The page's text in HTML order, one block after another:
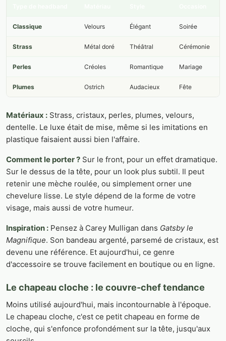
Classique Velours Élégant Soirée
Strass Métal doré Théâtral Cérémonie
Perles Créoles Romantique Mariage
Plumes Ostrich Audacieux Fête
Matériaux : Strass, cristaux, perles, plumes, velours,
dentelle. Le luxe était de mise, même si les imitations en
plastique faisaient aussi bien l'affaire.
Comment le porter ? Sur le front, pour un effet dramatique.
Sur le dessus de la tête, pour un look plus subtil. Il peut
retenir une mèche roulée, ou simplement orner une
chevelure lisse. Le style dépend de la forme de votre
visage, mais aussi de votre humeur.
Inspiration : Pensez à Carey Mulligan dans Gatsby le
Magnifique. Son bandeau argenté, parsemé de cristaux, est
devenu une référence. Et aujourd'hui, ce genre
d'accessoire se trouve facilement en boutique ou en ligne.
Le chapeau cloche : le couvre-chef tendance
Moins utilisé aujourd'hui, mais incontournable à l'époque.
Le chapeau cloche, c'est ce petit chapeau en forme de
cloche, qui s'enfonce profondément sur la tête, jusqu'aux